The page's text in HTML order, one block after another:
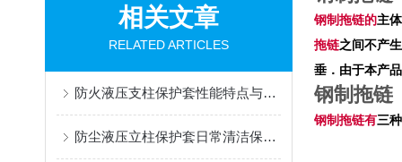
相关文章
RELATED ARTICLES
防火液压支柱保护套性能特点与阻燃防护应用
防尘液压立柱保护套日常清洁保养与更换规范
钢制拖链的主
拖链之间不产
垂．由于本产
钢制拖链
钢制拖链有三